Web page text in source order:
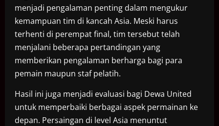
menjadi pengalaman penting dalam mengukur
kemampuan tim di kancah Asia. Meski harus
terhenti di perempat final, tim tersebut telah
menjalani beberapa pertandingan yang
memberikan pengalaman berharga bagi para
pemain maupun staf pelatih.
Hasil ini juga menjadi evaluasi bagi Dewa United
untuk memperbaiki berbagai aspek permainan ke
depan. Persaingan di level Asia menuntut